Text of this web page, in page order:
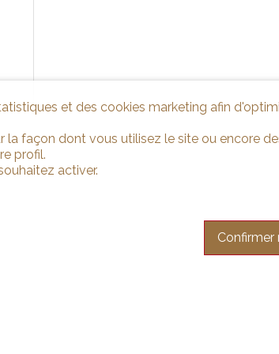
et des cookies marketing afin
façon dont vous utilisez le site ou encore
profil.
activer.
Confirmer